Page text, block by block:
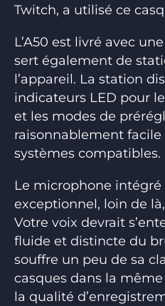
Twitch, a utilisé ce
L’A50 est livré avec
sert également de
l’appareil. La station
indicateurs LED pour
et les modes de
raisonnablement
systèmes compatibles.
Le microphone intégré
exceptionnel, loin de
Votre voix devrait
fluide et distincte du
souffre un peu de sa
casques dans la
la qualité